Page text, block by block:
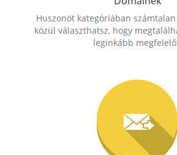
Huszonöt kategóriában
közül választhatsz, hogy
leginkább